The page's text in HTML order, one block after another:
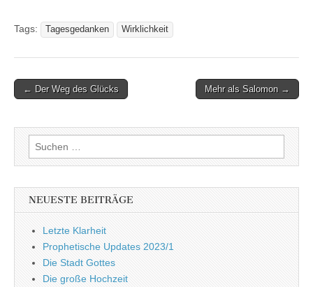
Tags: Tagesgedanken Wirklichkeit
Post
← Der Weg des Glücks Mehr als Salomon →
Suchen
nach:
NEUESTE BEITRÄGE
Letzte Klarheit
Prophetische Updates 2023/1
Die Stadt Gottes
Die große Hochzeit